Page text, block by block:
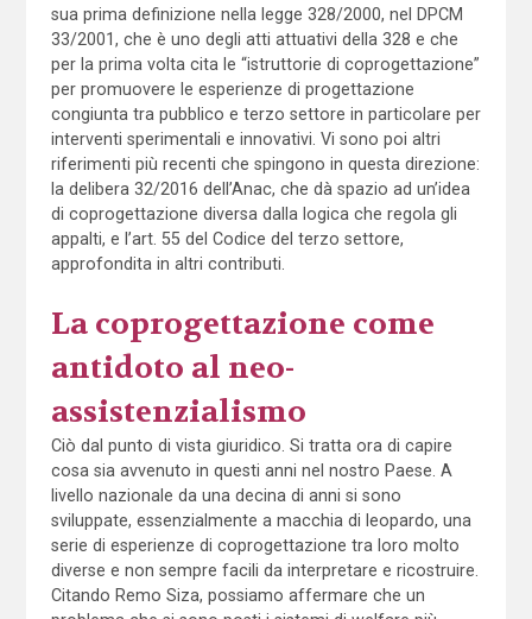
sua prima definizione nella legge 328/2000, nel DPCM
33/2001, che è uno degli atti attuativi della 328 e che
per la prima volta cita le “istruttorie di coprogettazione”
per promuovere le esperienze di progettazione
congiunta tra pubblico e terzo settore in particolare per
interventi sperimentali e innovativi. Vi sono poi altri
riferimenti più recenti che spingono in questa direzione:
la delibera 32/2016 dell’Anac, che dà spazio ad un’idea
di coprogettazione diversa dalla logica che regola gli
appalti, e l’art. 55 del Codice del terzo settore,
approfondita in altri contributi.
La coprogettazione come
antidoto al neo-
assistenzialismo
Ciò dal punto di vista giuridico. Si tratta ora di capire
cosa sia avvenuto in questi anni nel nostro Paese. A
livello nazionale da una decina di anni si sono
sviluppate, essenzialmente a macchia di leopardo, una
serie di esperienze di coprogettazione tra loro molto
diverse e non sempre facili da interpretare e ricostruire.
Citando Remo Siza, possiamo affermare che un